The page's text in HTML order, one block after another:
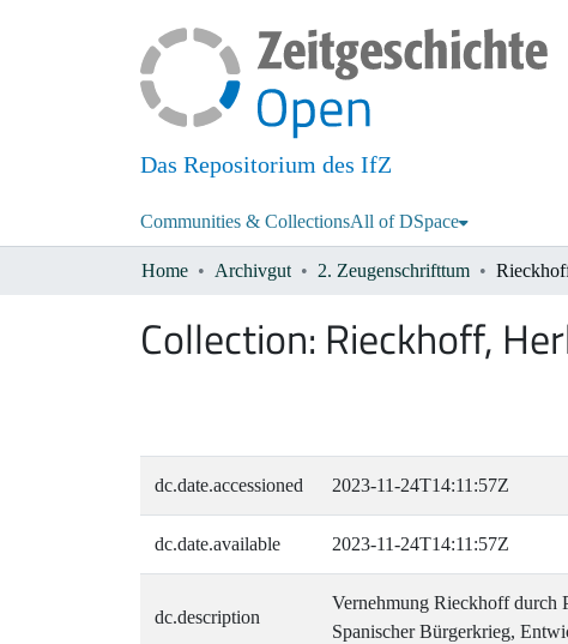
Das Repositorium des IfZ
Communities & CollectionsAll of DSpace
Home Archivgut 2. Zeugenschrifttum
Collection: Rieckhoff,
dc.date.accessioned 2023-11-24T14:11:57Z
dc.date.available 2023-11-24T14:11:57Z
dc.description
Vernehmung Rieckhoff durch
Spanischer Bürgerkrieg,